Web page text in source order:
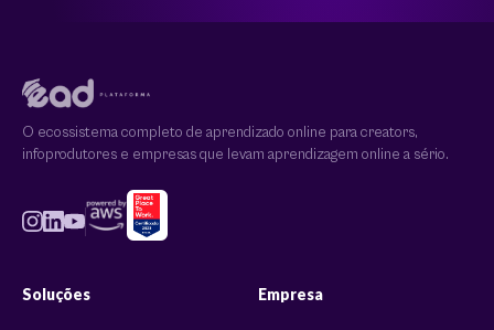
O ecossistema completo de aprendizado online para creators,
infoprodutores e empresas que levam aprendizagem online a sério.
Soluções Empresa